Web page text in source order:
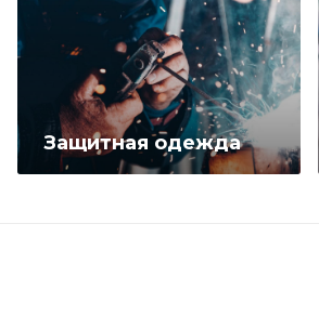
Защитная одежда